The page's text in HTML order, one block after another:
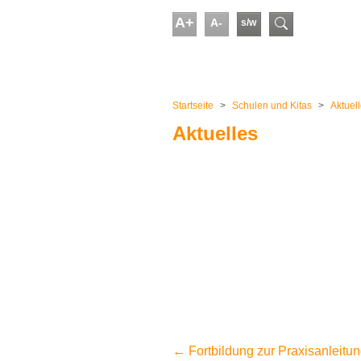
A+ A- s/w
Startseite
Schulen und Kitas
Aktuelles
← Fortbildung zur